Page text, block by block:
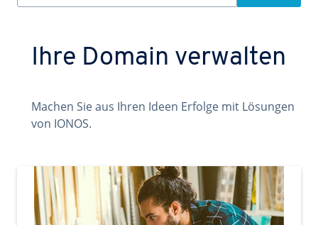
Ihre Domain verwalten
Machen Sie aus Ihren Ideen Erfolge mit Lösungen
von IONOS.